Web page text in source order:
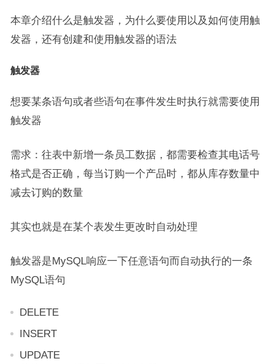
本章介绍什么是触发器，为什么要使用以及如何使用触
发器，还有创建和使用触发器的语法
触发器
想要某条语句或者些语句在事件发生时执行就需要使用
触发器
需求：往表中新增一条员工数据，都需要检查其电话号
格式是否正确，每当订购一个产品时，都从库存数量中
减去订购的数量
其实也就是在某个表发生更改时自动处理
触发器是MySQL响应一下任意语句而自动执行的一条
MySQL语句
DELETE
INSERT
UPDATE